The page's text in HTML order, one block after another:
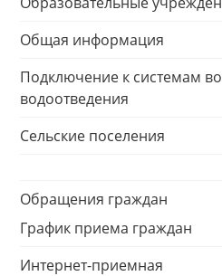
Общая информация
Подключение к системам
водоотведения
Сельские поселения
Обращения граждан
График приема граждан
Интернет-приемная